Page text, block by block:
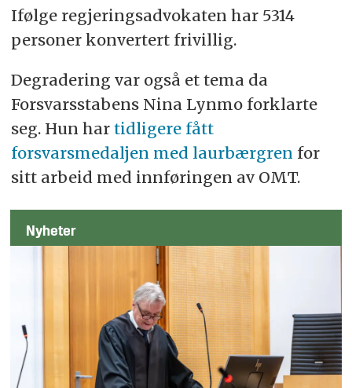
Ifølge regjeringsadvokaten har 5314
personer konvertert frivillig.
Degradering var også et tema da
Forsvarsstabens Nina Lynmo forklarte
seg. Hun har tidligere fått
forsvarsmedaljen med laurbærgren for
sitt arbeid med innføringen av OMT.
Nyheter